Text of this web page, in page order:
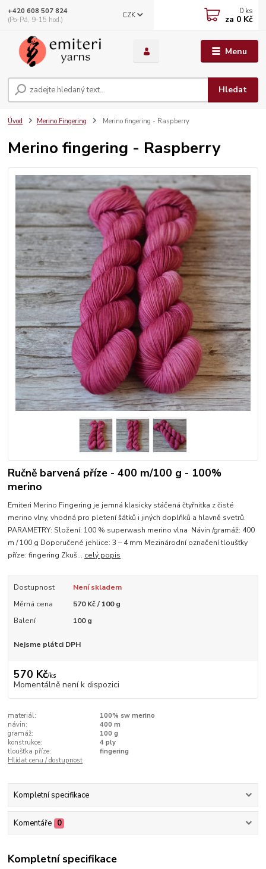
Menu
CZK
Hledat
+420 608 507 824
(Po-Pá, 9-15 hod.)
0 ks
za 0 Kč
Úvod Merino Fingering Merino fingering - Raspberry
Merino fingering - Raspberry
Ručně barvená příze - 400 m/100 g - 100%
merino
Emiteri Merino Fingering je jemná klasicky stáčená čtyřnitka z čisté
merino vlny, vhodná pro pletení šátků i jiných doplňků a hlavně svetrů.
PARAMETRY: Složení: 100 % superwash merino vlna Návin /gramáž: 400
m / 100 g Doporučené jehlice: 3 – 4 mm Mezinárodní označení tloušťky
příze: fingering Zkuš... celý popis
Dostupnost
Není skladem
Měrná cena
570 Kč / 100 g
Balení
100 g
Nejsme plátci DPH
570 Kč/ks
Momentálně není k dispozici
materiál:
100% sw merino
návin:
400 m
gramáž:
100 g
konstrukce:
4 ply
tloušťka příze:
fingering
Hlídat cenu / dostupnost
Kompletní specifikace
Komentáře 0
Kompletní specifikace